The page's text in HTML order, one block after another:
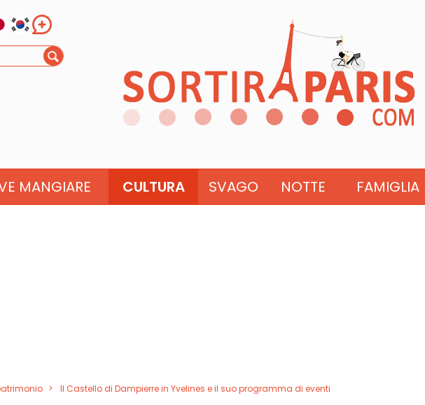
MANGIARE CULTURA SVAGO NOTTE FAMIGLIA
Il Castello di Dampierre in Yvelines e il suo programma di eventi